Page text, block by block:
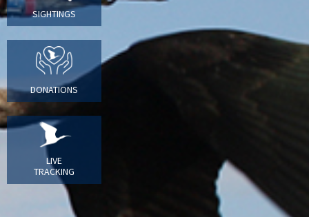
SIGHTINGS
DONATIONS
LIVE
TRACKING